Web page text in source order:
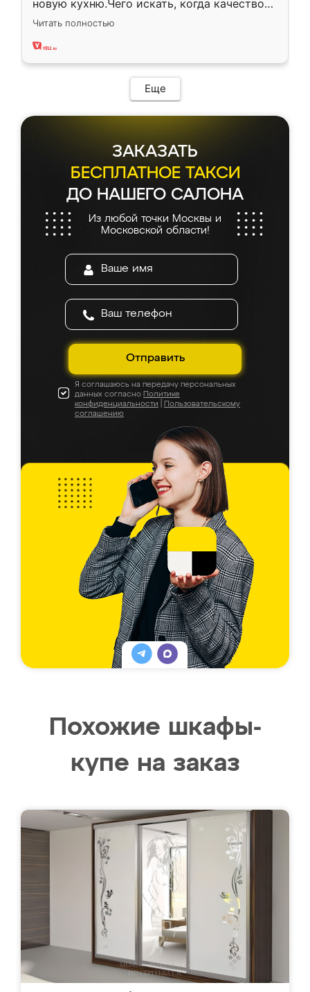
новую кухню.Чего искать, когда качеством
вполне довольна. Служит кухня уже почти
два года, нареканий нет.
Читать полностью
Еще
ЗАКАЗАТЬ
БЕСПЛАТНОЕ ТАКСИ
ДО НАШЕГО САЛОНА
Из любой точки Москвы и
Московской области!
Отправить
Я соглашаюсь на передачу персональных
данных согласно Политике
конфиденциальности
Пользовательскому
соглашению
Похожие шкафы-
купе на заказ